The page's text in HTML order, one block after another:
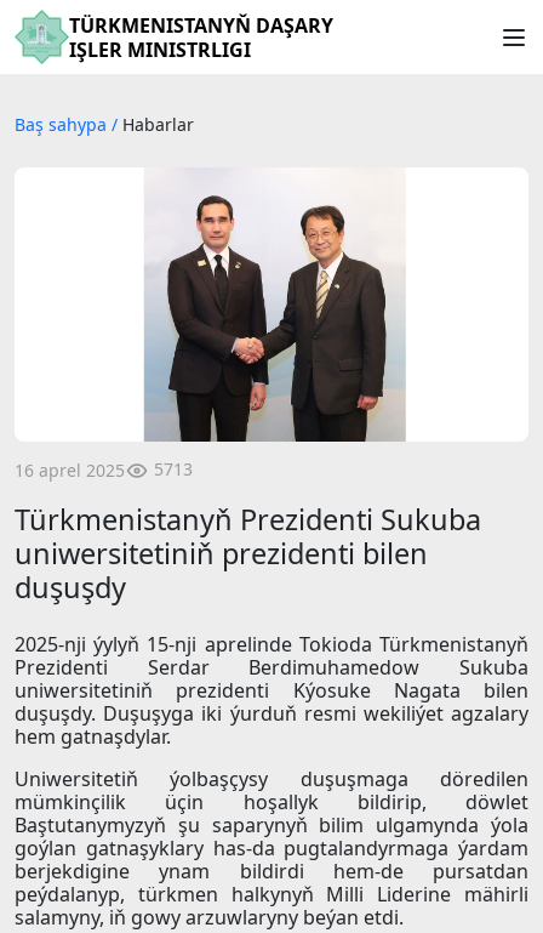
TÜRKMENISTANYŇ DAŞARY
IŞLER MINISTRLIGI
Baş sahypa / Habarlar
16 aprel 2025 5713
Türkmenistanyň Prezidenti Sukuba
uniwersitetiniň prezidenti bilen
duşuşdy
2025-nji ýylyň 15-nji aprelinde Tokioda Türkmenistanyň
Prezidenti Serdar Berdimuhamedow Sukuba
uniwersitetiniň prezidenti Kýosuke Nagata bilen
duşuşdy. Duşuşyga iki ýurduň resmi wekiliýet agzalary
hem gatnaşdylar.
Uniwersitetiň ýolbaşçysy duşuşmaga döredilen
mümkinçilik üçin hoşallyk bildirip, döwlet
Baştutanymyzyň şu saparynyň bilim ulgamynda ýola
goýlan gatnaşyklary has-da pugtalandyrmaga ýardam
berjekdigine ynam bildirdi hem-de pursatdan
peýdalanyp, türkmen halkynyň Milli Liderine mähirli
salamyny, iň gowy arzuwlaryny beýan etdi.